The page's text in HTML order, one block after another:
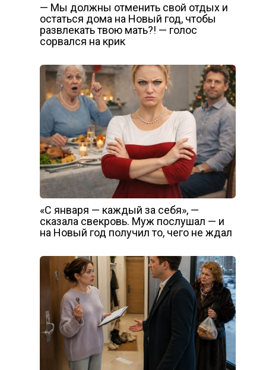
— Мы должны отменить свой отдых и
остаться дома на Новый год, чтобы
развлекать твою мать?! — голос
сорвался на крик
«С января — каждый за себя», —
сказала свекровь. Муж послушал — и
на Новый год получил то, чего не ждал